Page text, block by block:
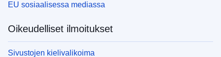
EU sosiaalisessa mediassa
Oikeudelliset ilmoitukset
Sivustojen kielivalikoima